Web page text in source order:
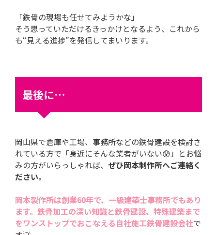
「鉄骨の現場も任せてみようかな」
そう思っていただけるきっかけとなるよう、これから
も“見える進捗”を発信してまいります。
最後に…
岡山県で倉庫や工場、事務所などの鉄骨建設を検討さ
れている方で「身近にそんな業者がいない😰」とお悩
みの方がいらっしゃれば、 ぜひ岡本制作所へご連絡く
ださい。
岡本製作所は創業60年で、一級建築士事務所でもあり
ます。鉄骨加工の深い知識と鉄骨建設、特殊建築まで
をワンストップでおこなえる自社施工鉄骨建設会社で